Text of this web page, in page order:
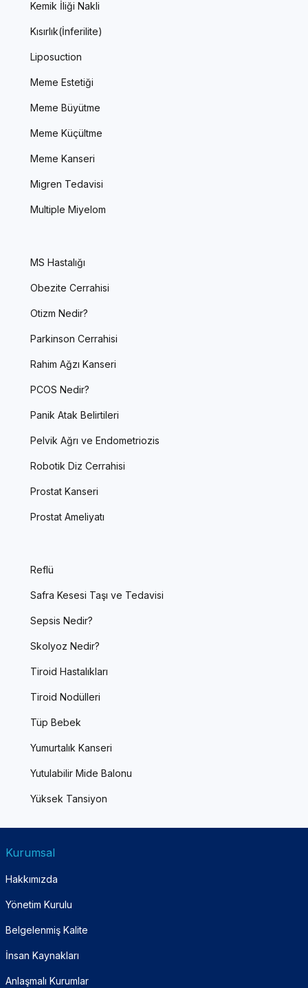
Kemik İliği Nakli
Kısırlık(İnferilite)
Liposuction
Meme Estetiği
Meme Büyütme
Meme Küçültme
Meme Kanseri
Migren Tedavisi
Multiple Miyelom
MS Hastalığı
Obezite Cerrahisi
Otizm Nedir?
Parkinson Cerrahisi
Rahim Ağzı Kanseri
PCOS Nedir?
Panik Atak Belirtileri
Pelvik Ağrı ve Endometriozis
Robotik Diz Cerrahisi
Prostat Kanseri
Prostat Ameliyatı
Reflü
Safra Kesesi Taşı ve Tedavisi
Sepsis Nedir?
Skolyoz Nedir?
Tiroid Hastalıkları
Tiroid Nodülleri
Tüp Bebek
Yumurtalık Kanseri
Yutulabilir Mide Balonu
Yüksek Tansiyon
Kurumsal
Hakkımızda
Yönetim Kurulu
Belgelenmiş Kalite
İnsan Kaynakları
Anlaşmalı Kurumlar